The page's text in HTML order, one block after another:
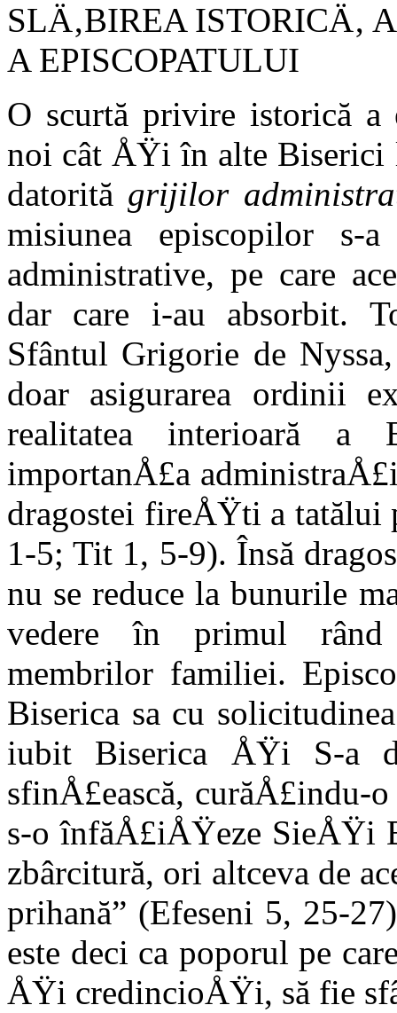
SLÄ‚BIREA ISTORICÄ‚
A EPISCOPATULUI
O scurtă privire istorică a
noi cât ÅŸi în alte Biserici
datorită grijilor
misiunea episcopilor s-
administrative, pe care
dar care i-au absorbit.
Sfântul Grigorie de
doar asigurarea ordinii
realitatea interioară a
importanÅ£a
dragostei fireÅŸti a tatălui
1-5; Tit 1, 5-9). Însă
nu se reduce la bunurile
vedere în primul rând
membrilor familiei.
Biserica sa cu
iubit Biserica ÅŸi S-a
sfinÅ£ească, curăÅ£indu-
s-o înfăÅ£iÅŸeze SieÅŸi
zbârcitură, ori altceva de
prihană” (Efeseni 5, 25-
este deci ca poporul pe
ÅŸi credincioÅŸi, să fie